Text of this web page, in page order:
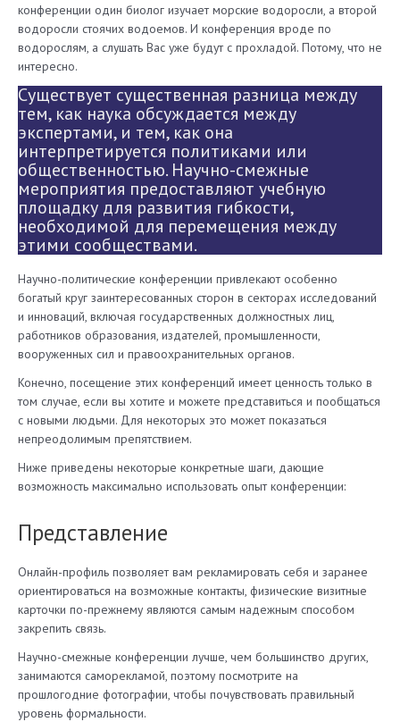
конференции один биолог изучает морские водоросли, а второй
водоросли стоячих водоемов. И конференция вроде по
водорослям, а слушать Вас уже будут с прохладой. Потому, что не
интересно.
Существует существенная разница между
тем, как наука обсуждается между
экспертами, и тем, как она
интерпретируется политиками или
общественностью. Научно-смежные
мероприятия предоставляют учебную
площадку для развития гибкости,
необходимой для перемещения между
этими сообществами.
Научно-политические конференции привлекают особенно
богатый круг заинтересованных сторон в секторах исследований
и инноваций, включая государственных должностных лиц,
работников образования, издателей, промышленности,
вооруженных сил и правоохранительных органов.
Конечно, посещение этих конференций имеет ценность только в
том случае, если вы хотите и можете представиться и пообщаться
с новыми людьми. Для некоторых это может показаться
непреодолимым препятствием.
Ниже приведены некоторые конкретные шаги, дающие
возможность максимально использовать опыт конференции:
Представление
Онлайн-профиль позволяет вам рекламировать себя и заранее
ориентироваться на возможные контакты, физические визитные
карточки по-прежнему являются самым надежным способом
закрепить связь.
Научно-смежные конференции лучше, чем большинство других,
занимаются саморекламой, поэтому посмотрите на
прошлогодние фотографии, чтобы почувствовать правильный
уровень формальности.